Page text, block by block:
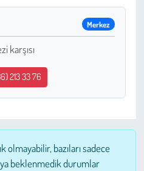
Merkez
karşısı
213 33 76
olmayabilir, bazıları sadece
beklenmedik durumlar